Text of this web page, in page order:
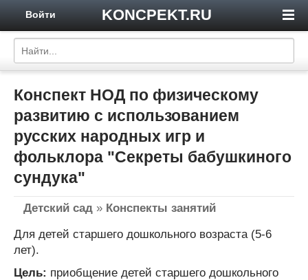
KONCPEKT.RU
Войти
Конспект НОД по физическому
развитию с использованием
русских народных игр и
фольклора "Секреты бабушкиного
сундука"
Детский сад » Конспекты занятий
Для детей старшего дошкольного возраста (5-6
лет).
Цель: приобщение детей старшего дошкольного